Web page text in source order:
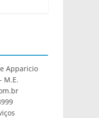
Apparicio
M.E.